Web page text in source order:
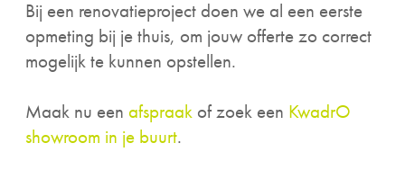
Bij een renovatieproject doen we al een eerste
opmeting bij je thuis, om jouw offerte zo correct
mogelijk te kunnen opstellen.
Maak nu een afspraak of zoek een KwadrO
showroom in je buurt.